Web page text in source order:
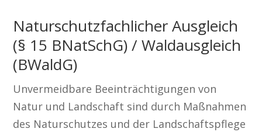
Naturschutzfachlicher Ausgleich
(§ 15 BNatSchG) / Waldausgleich
(BWaldG)
Unvermeidbare Beeinträchtigungen von
Natur und Landschaft sind durch Maßnahmen
des Naturschutzes und der Landschaftspflege